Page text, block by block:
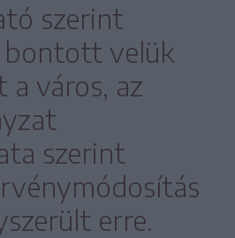
szerint
bontott velük
a város, az
szerint
erre.